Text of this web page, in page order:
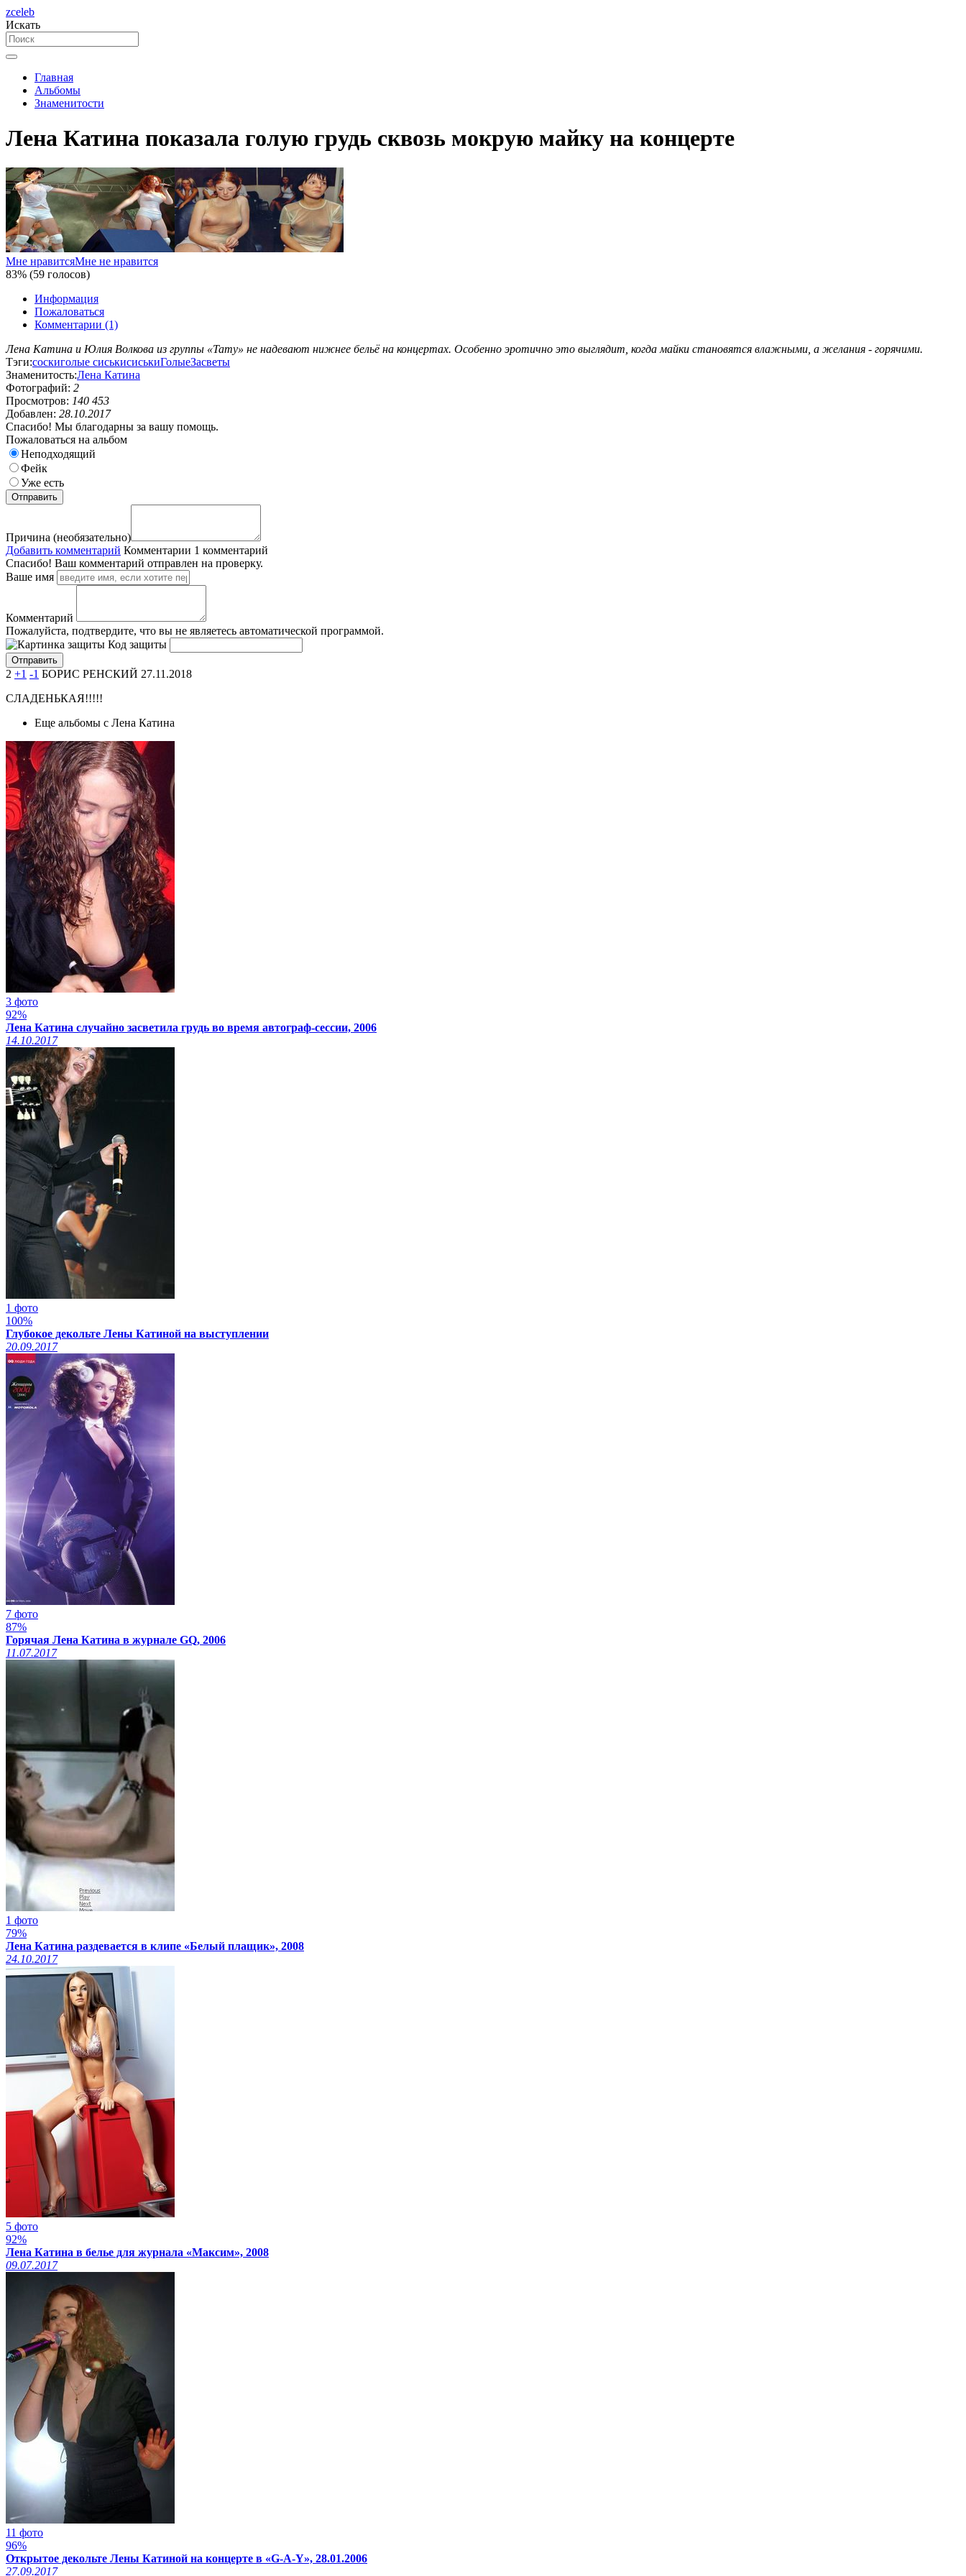
zceleb
Искать
Главная
Альбомы
Знаменитости
Лена Катина показала голую грудь сквозь мокрую майку на концерте
Мне нравитсяМне не нравится
83% (59 голосов)
Информация
Пожаловаться
Комментарии (1)
Лена Катина и Юлия Волкова из группы «Тату» не надевают нижнее бельё на концертах. Особенно эротично это выглядит, когда майки становятся влажными, а желания - горячими.
Тэги:соскиголые сиськисиськиГолыеЗасветы
Знаменитость:Лена Катина
Фотографий: 2
Просмотров: 140 453
Добавлен: 28.10.2017
Спасибо! Мы благодарны за вашу помощь.
Пожаловаться на альбом
Неподходящий
Фейк
Уже есть
Причина (необязательно)
Добавить комментарий Комментарии 1 комментарий
Спасибо! Ваш комментарий отправлен на проверку.
Ваше имя
Комментарий
Пожалуйста, подтвердите, что вы не являетесь автоматической программой.
Код защиты
2 +1 -1 БОРИС РЕНСКИЙ 27.11.2018
СЛАДЕНЬКАЯ!!!!!
Еще альбомы с Лена Катина
3 фото
92%
Лена Катина случайно засветила грудь во время автограф-сессии, 2006
14.10.2017
1 фото
100%
Глубокое декольте Лены Катиной на выступлении
20.09.2017
7 фото
87%
Горячая Лена Катина в журнале GQ, 2006
11.07.2017
1 фото
79%
Лена Катина раздевается в клипе «Белый плащик», 2008
24.10.2017
5 фото
92%
Лена Катина в белье для журнала «Максим», 2008
09.07.2017
11 фото
96%
Открытое декольте Лены Катиной на концерте в «G-A-Y», 28.01.2006
27.09.2017